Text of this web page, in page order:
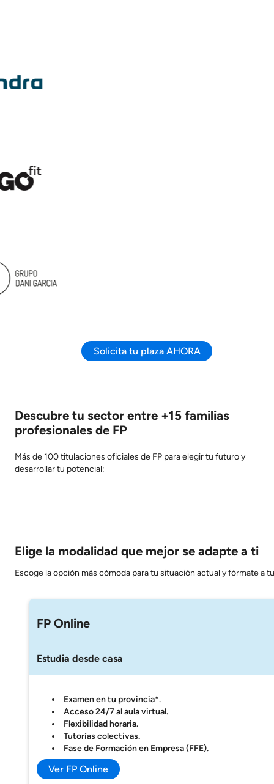
Solicita tu plaza AHORA
Descubre tu sector entre +15 familias
profesionales de FP
Más de 100 titulaciones oficiales de FP para elegir tu futuro y
desarrollar tu potencial:
Elige la modalidad que mejor se adapte a ti
Escoge la opción más cómoda para tu situación actual y fórmate a
FP Online
Estudia desde casa
Examen en tu provincia*.
Acceso 24/7 al aula virtual.
Flexibilidad horaria.
Tutorías colectivas.
Fase de Formación en Empresa (FFE).
Ver FP Online